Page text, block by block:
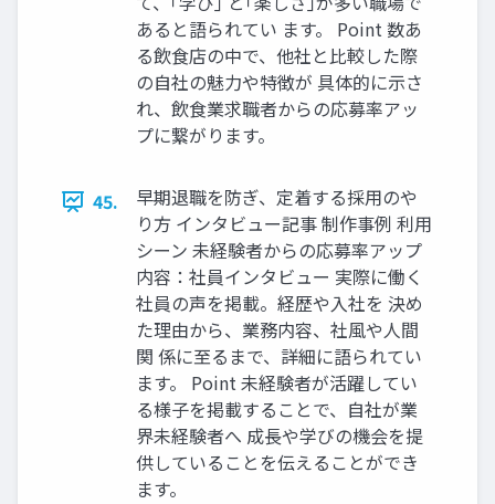
あると語られてい ます。 Point 数あ
る飲⾷店の中で、他社と⽐較した際
の⾃社の魅⼒や特徴が 具体的に⽰さ
れ、飲⾷業求職者からの応募率アッ
プに繋がります。
45.
早期退職を防ぎ、定着する採⽤のや
り⽅ インタビュー記事 制作事例 利⽤
シーン 未経験者からの応募率アップ
内容：社員インタビュー 実際に働く
社員の声を掲載。経歴や⼊社を 決め
た理由から、業務内容、社⾵や⼈間
関 係に⾄るまで、詳細に語られてい
ます。 Point 未経験者が活躍してい
る様⼦を掲載することで、⾃社が業
界未経験者へ 成⻑や学びの機会を提
供していることを伝えることができ
ます。